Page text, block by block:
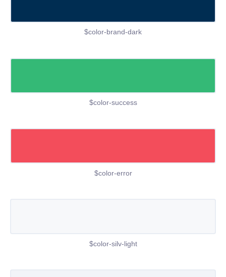
$color-brand-dark
$color-success
$color-error
$color-silv-light